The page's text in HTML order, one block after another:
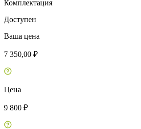
Комплектация
Доступен
Ваша цена
7 350,00 ₽
Цена
9 800 ₽